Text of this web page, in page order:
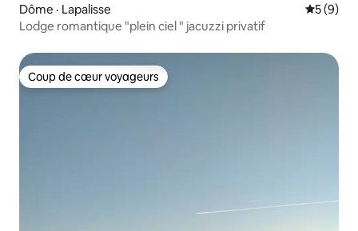
Dôme · Lapalisse Note
5 (9)
Lodge romantique "plein ciel " jacuzzi privatif
Coup de cœur voyageurs
Coup de cœur voyageurs